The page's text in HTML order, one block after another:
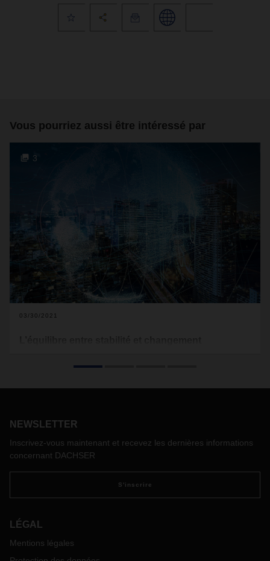
Vous pourriez aussi être intéressé par
3
03/30/2021
Strategy & PR, revient sur une étape préparée de longue
NEWSLETTER
Inscrivez-vous maintenant et recevez les dernières informations
concernant DACHSER
S'inscrire
LÉGAL
Mentions légales